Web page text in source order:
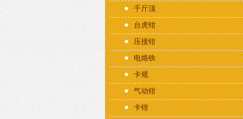
千斤顶
台虎钳
压接钳
电烙铁
卡规
气动钳
卡钳